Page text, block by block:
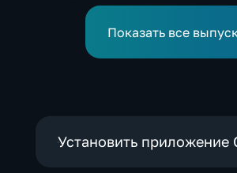
Показать все
Установить приложение